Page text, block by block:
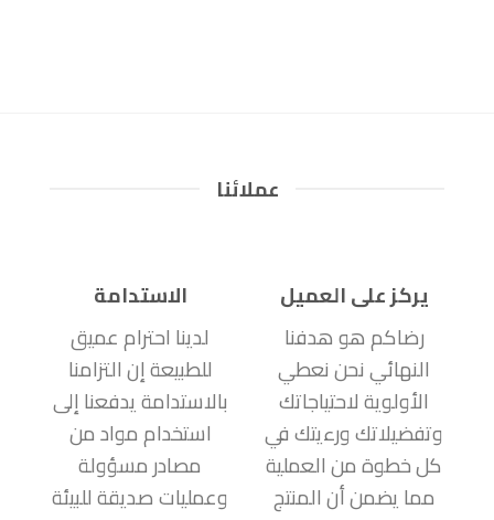
عملائنا
يركز على العميل
رضاكم هو هدفنا
النهائي نحن نعطي
الأولوية لاحتياجاتك
وتفضيلاتك ورءيتك في
كل خطوة من العملية
مما يضمن أن المنتج
الاستدامة
لدينا احترام عميق
للطبيعة إن التزامنا
بالاستدامة يدفعنا إلى
استخدام مواد من
مصادر مسؤولة
وعمليات صديقة للبيئة